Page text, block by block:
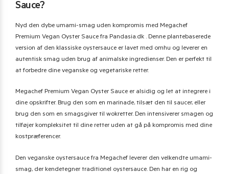
Sauce?
Nyd den dybe umami-smag uden kompromis med Megachef
Premium Vegan Oyster Sauce fra Pandasia.dk . Denne plantebaserede
version af den klassiske oystersauce er lavet med omhu og leverer en
autentisk smag uden brug af animalske ingredienser. Den er perfekt til
at forbedre dine veganske og vegetariske retter.
Megachef Premium Vegan Oyster Sauce er alsidig og let at integrere i
dine opskrifter. Brug den som en marinade, tilsæt den til saucer, eller
brug den som en smagsgiver til wokretter. Den intensiverer smagen og
tilføjer kompleksitet til dine retter uden at gå på kompromis med dine
kostpræferencer.
Den veganske oystersauce fra Megachef leverer den velkendte umami-
smag, der kendetegner traditionel oystersauce. Den har en rig og